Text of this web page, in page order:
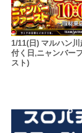
1/11(日) マルハン川
付く日,ニャンバー
スト)